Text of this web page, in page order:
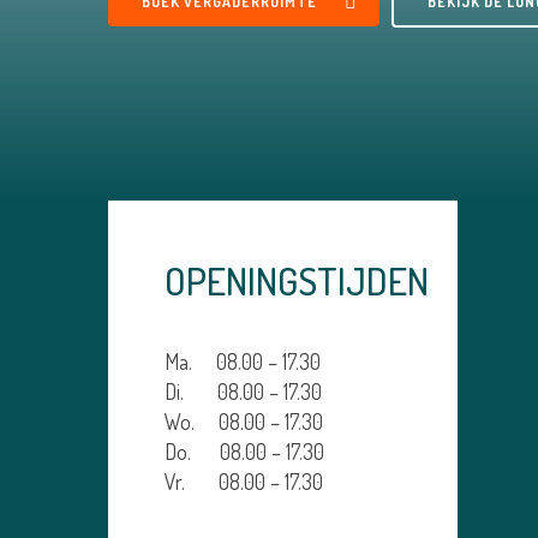
OPENINGSTIJDEN
Ma. 08.00 – 17.30
Di. 08.00 – 17.30
Wo. 08.00 – 17.30
Do. 08.00 – 17.30
Vr. 08.00 – 17.30